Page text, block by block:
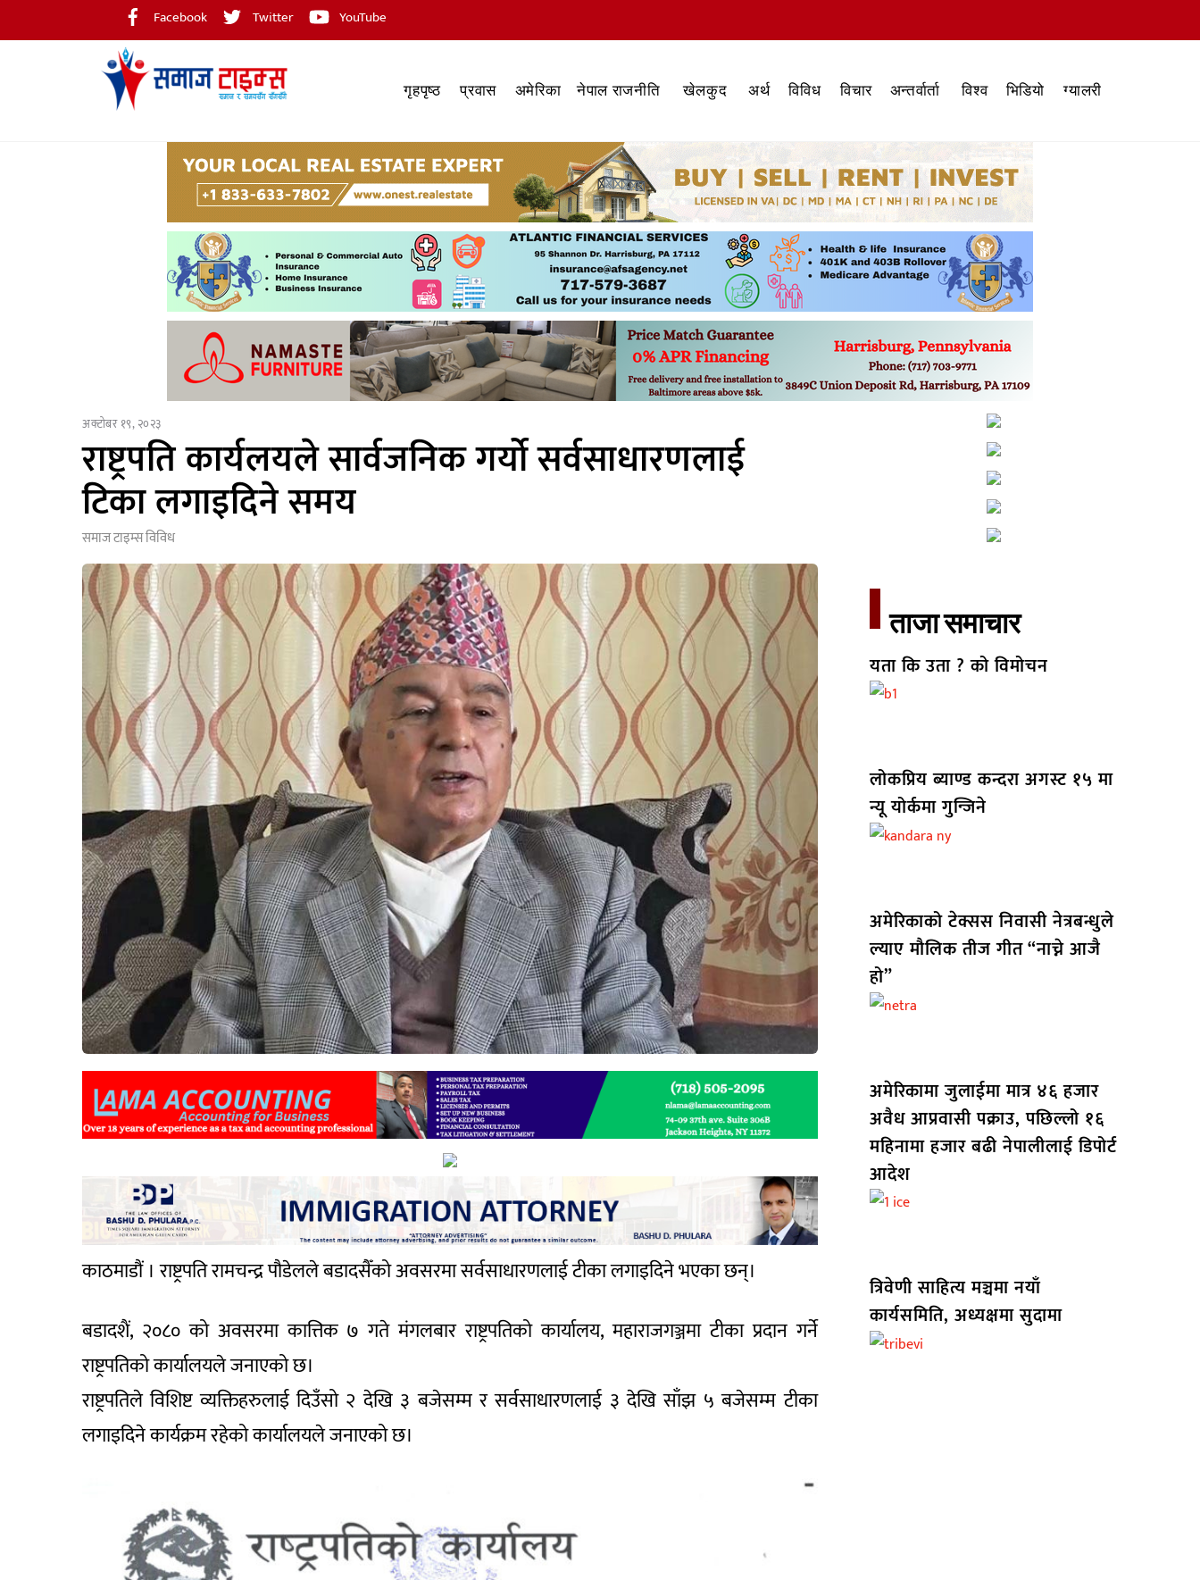
to
Facebook Twitter YouTube
गृहपृष्ठ प्रवास अमेरिका नेपाल राजनीति खेलकुद अर्थ विविध विचार अन्तर्वार्ता विश्व भिडियो ग्यालरी
अक्टोबर १९, २०२३
राष्ट्रपति कार्यलयले सार्वजनिक गर्यो सर्वसाधारणलाई
टिका लगाइदिने समय
समाज टाइम्सविविध
काठमाडौं । राष्ट्रपति रामचन्द्र पौडेलले बडादसैँको अवसरमा सर्वसाधारणलाई टीका लगाइदिने भएका छन्।
बडादशैं, २०८० को अवसरमा कात्तिक ७ गते मंगलबार राष्ट्रपतिको कार्यालय, महाराजगञ्जमा टीका प्रदान गर्ने
राष्ट्रपतिको कार्यालयले जनाएको छ।
राष्ट्रपतिले विशिष्ट व्यक्तिहरुलाई दिउँसो २ देखि ३ बजेसम्म र सर्वसाधारणलाई ३ देखि साँझ ५ बजेसम्म टीका
लगाइदिने कार्यक्रम रहेको कार्यालयले जनाएको छ।
ताजा समाचार​
यता कि उता ? को विमोचन
लोकप्रिय ब्याण्ड कन्दरा अगस्ट १५ मा
न्यू योर्कमा गुन्जिने
अमेरिकाको टेक्सस निवासी नेत्रबन्धुले
ल्याए मौलिक तीज गीत “नाच्ने आजै
हो”
अमेरिकामा जुलाईमा मात्र ४६ हजार
अवैध आप्रवासी पक्राउ, पछिल्लो १६
महिनामा हजार बढी नेपालीलाई डिपोर्ट
आदेश
त्रिवेणी साहित्य मञ्चमा नयाँ
कार्यसमिति, अध्यक्षमा सुदामा